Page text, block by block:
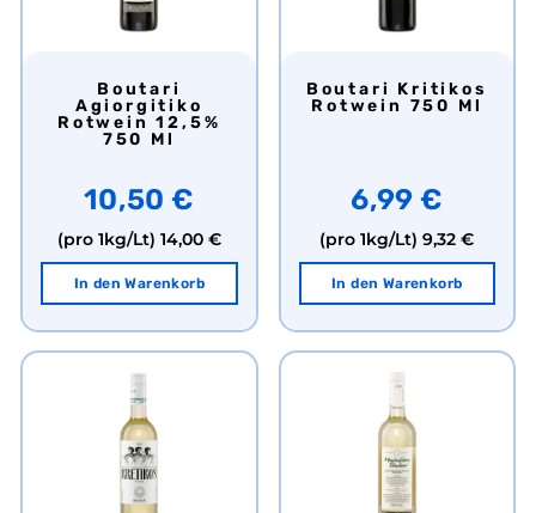
Boutari
Agiorgitiko
Rotwein 12,5%
750 Ml
10,50 €
(pro 1kg/Lt) 14,00 €
In den Warenkorb
Boutari Kritikos
Rotwein 750 Ml
6,99 €
(pro 1kg/Lt) 9,32 €
In den Warenkorb